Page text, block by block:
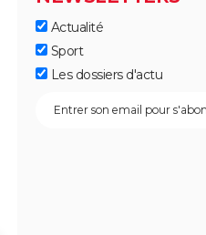
Actualité
Sport
Les dossiers d'actu